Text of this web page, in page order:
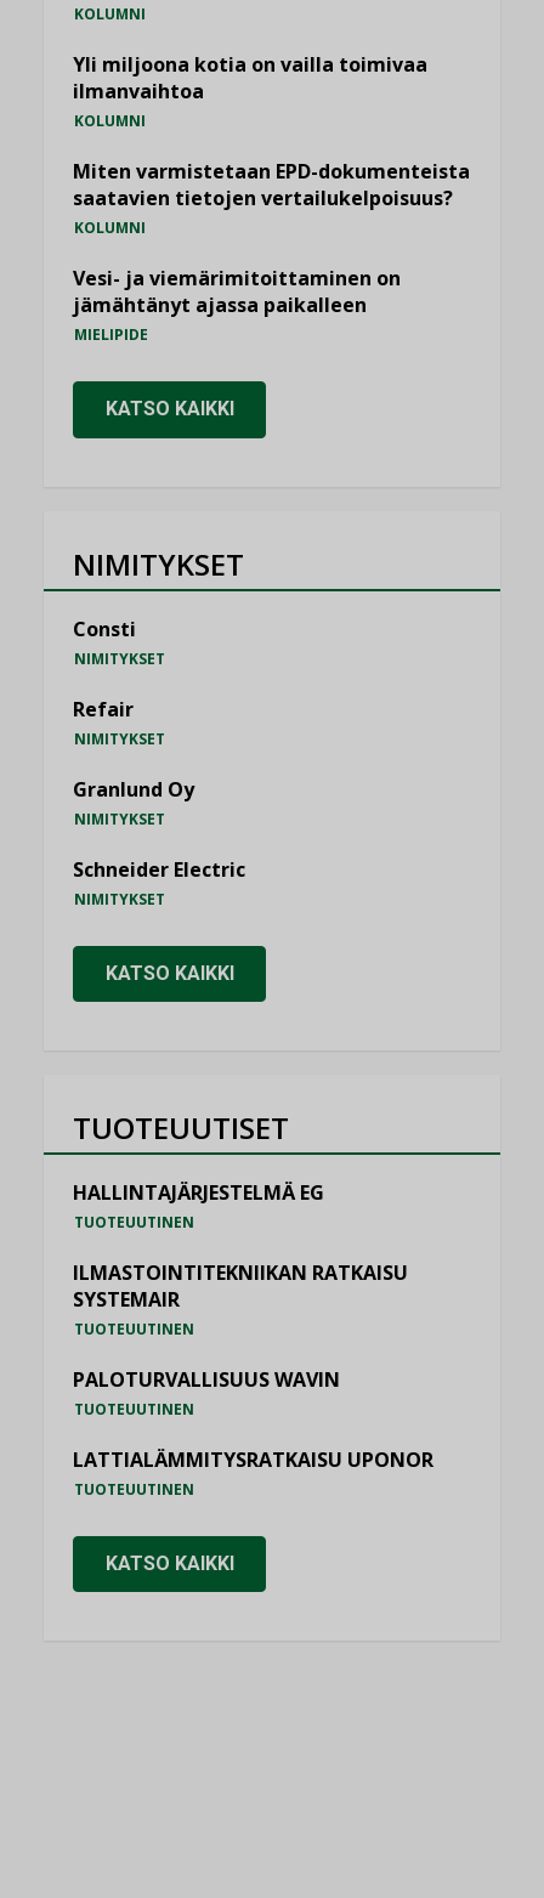
KOLUMNI
Yli miljoona kotia on vailla toimivaa
ilmanvaihtoa
KOLUMNI
Miten varmistetaan EPD-dokumenteista
saatavien tietojen vertailukelpoisuus?
KOLUMNI
Vesi- ja viemärimitoittaminen on
jämähtänyt ajassa paikalleen
MIELIPIDE
KATSO KAIKKI
NIMITYKSET
Consti
NIMITYKSET
Refair
NIMITYKSET
Granlund Oy
NIMITYKSET
Schneider Electric
NIMITYKSET
KATSO KAIKKI
TUOTEUUTISET
HALLINTAJÄRJESTELMÄ EG
TUOTEUUTINEN
ILMASTOINTITEKNIIKAN RATKAISU
SYSTEMAIR
TUOTEUUTINEN
PALOTURVALLISUUS WAVIN
TUOTEUUTINEN
LATTIALÄMMITYSRATKAISU UPONOR
TUOTEUUTINEN
KATSO KAIKKI